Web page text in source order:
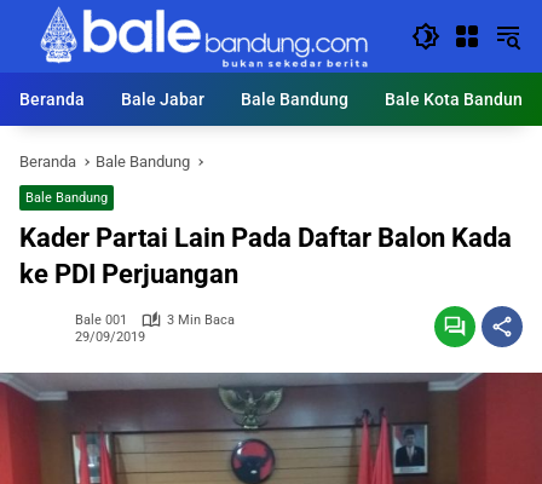
Langsung
konten
Beranda
Bale Jabar Bale Bandung Bale Kota Bandung
Beranda Bale Bandung
Bale Bandung
Kader Partai Lain Pada Daftar Balon Kada
ke PDI Perjuangan
Bale 001
3 Min Baca
29/09/2019